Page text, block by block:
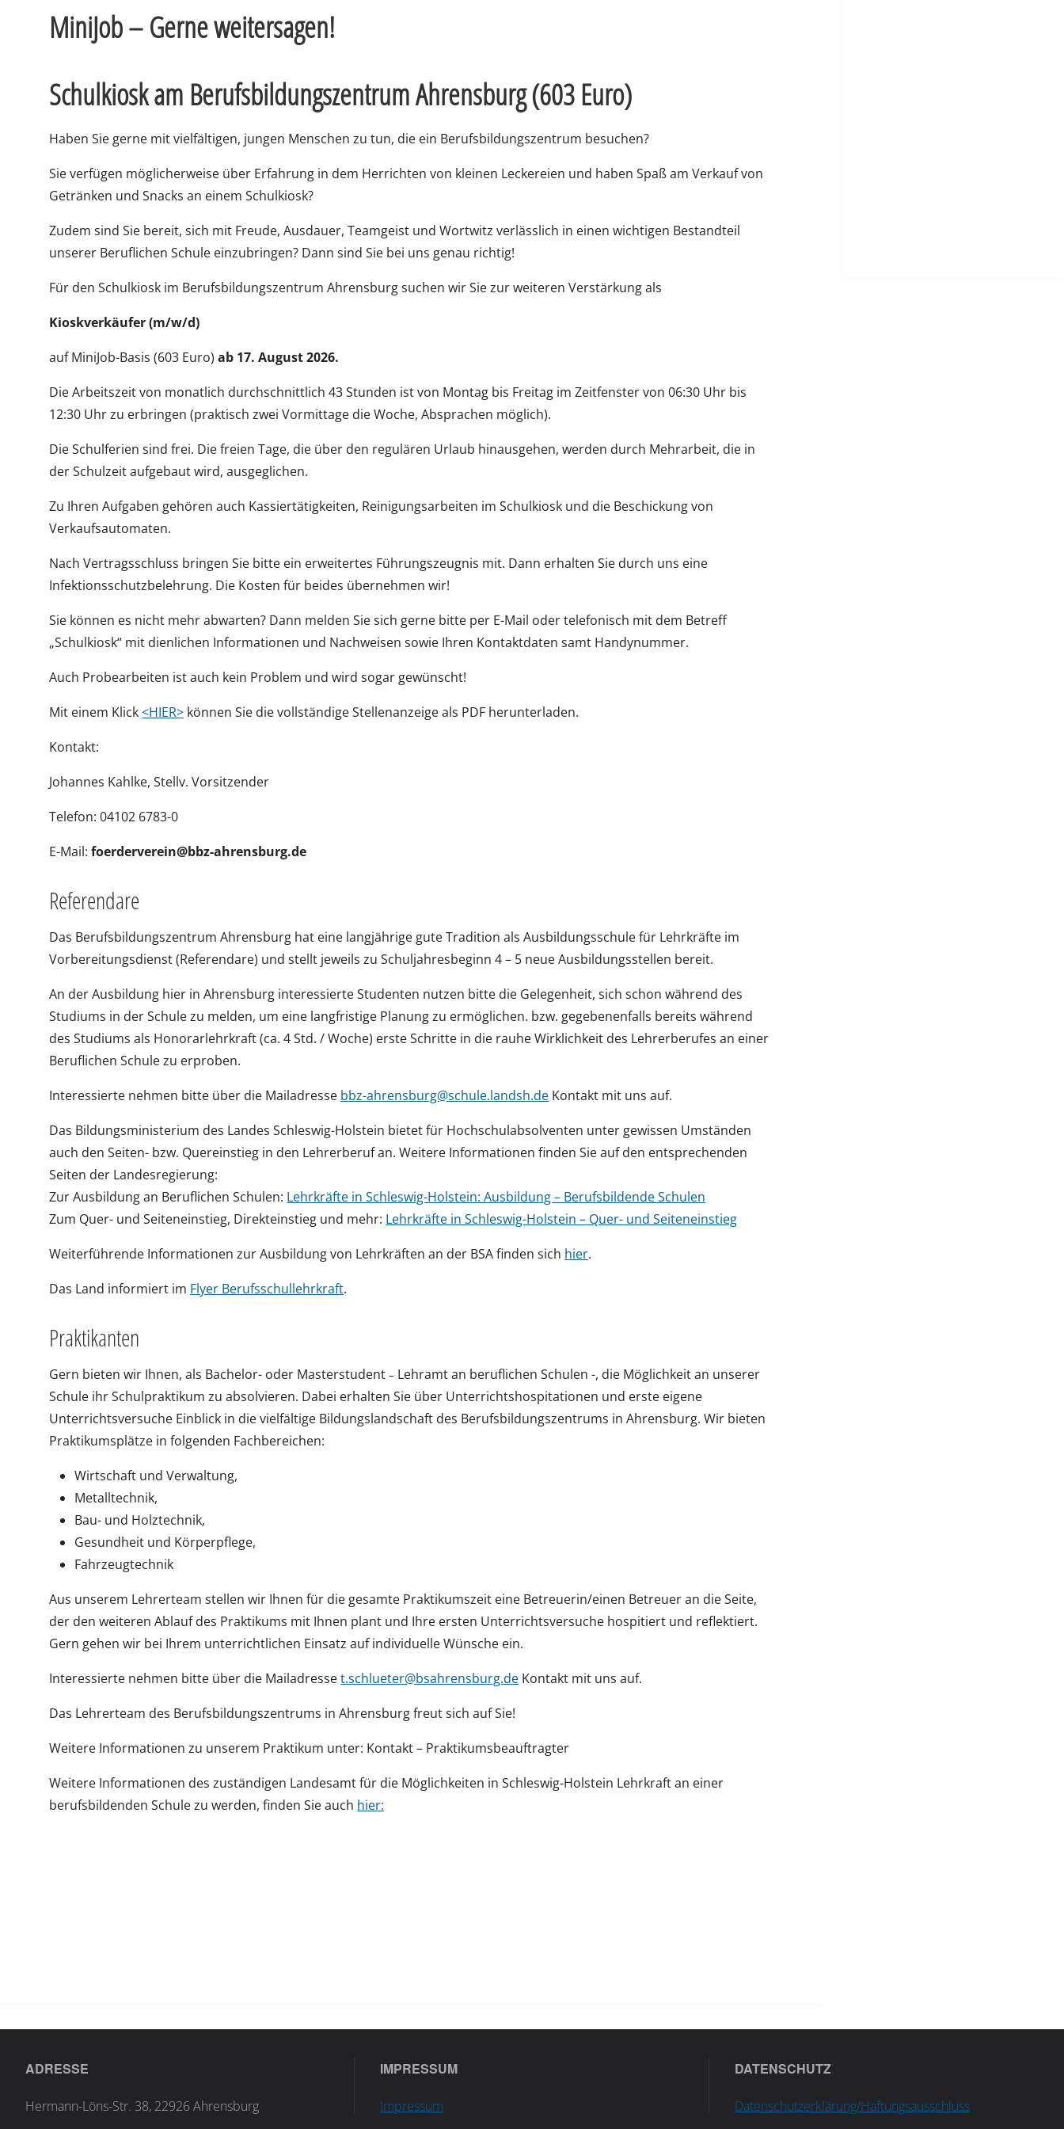
MiniJob – Gerne weitersagen!
Schulkiosk am Berufsbildungszentrum Ahrensburg (603 Euro)
Haben Sie gerne mit vielfältigen, jungen Menschen zu tun, die ein Berufsbildungszentrum besuchen?
Sie verfügen möglicherweise über Erfahrung in dem Herrichten von kleinen Leckereien und haben Spaß am Verkauf von
Getränken und Snacks an einem Schulkiosk?
Zudem sind Sie bereit, sich mit Freude, Ausdauer, Teamgeist und Wortwitz verlässlich in einen wichtigen Bestandteil
unserer Beruflichen Schule einzubringen? Dann sind Sie bei uns genau richtig!
Für den Schulkiosk im Berufsbildungszentrum Ahrensburg suchen wir Sie zur weiteren Verstärkung als
Kioskverkäufer (m/w/d)
auf MiniJob-Basis (603 Euro)ab 17. August 2026.
Die Arbeitszeit von monatlich durchschnittlich 43 Stunden ist von Montag bis Freitag im Zeitfenster von 06:30 Uhr bis
12:30 Uhr zu erbringen (praktisch zwei Vormittage die Woche, Absprachen möglich).
Die Schulferien sind frei. Die freien Tage, die über den regulären Urlaub hinausgehen, werden durch Mehrarbeit, die in
der Schulzeit aufgebaut wird, ausgeglichen.
Zu Ihren Aufgaben gehören auch Kassiertätigkeiten, Reinigungsarbeiten im Schulkiosk und die Beschickung von
Verkaufsautomaten.
Nach Vertragsschluss bringen Sie bitte ein erweitertes Führungszeugnis mit. Dann erhalten Sie durch uns eine
Infektionsschutzbelehrung. Die Kosten für beides übernehmen wir!
Sie können es nicht mehr abwarten? Dann melden Sie sich gerne bitte per E-Mail oder telefonisch mit dem Betreff
„Schulkiosk“ mit dienlichen Informationen und Nachweisen sowie Ihren Kontaktdaten samt Handynummer.
Auch Probearbeiten ist auch kein Problem und wird sogar gewünscht!
Mit einem Klick<HIER> können Sie die vollständige Stellenanzeige als PDF herunterladen.
Kontakt:
Johannes Kahlke, Stellv. Vorsitzender
Telefon: 04102 6783-0
E-Mail:foerderverein@bbz-ahrensburg.de
Referendare
Das Berufsbildungszentrum Ahrensburg hat eine langjährige gute Tradition als Ausbildungsschule für Lehrkräfte im
Vorbereitungsdienst (Referendare) und stellt jeweils zu Schuljahresbeginn 4 – 5 neue Ausbildungsstellen bereit.
An der Ausbildung hier in Ahrensburg interessierte Studenten nutzen bitte die Gelegenheit, sich schon während des
Studiums in der Schule zu melden, um eine langfristige Planung zu ermöglichen. bzw. gegebenenfalls bereits während
des Studiums als Honorarlehrkraft (ca. 4 Std. / Woche) erste Schritte in die rauhe Wirklichkeit des Lehrerberufes an einer
Beruflichen Schule zu erproben.
Interessierte nehmen bitte über die Mailadresse bbz-ahrensburg@schule.landsh.de Kontakt mit uns auf.
Das Bildungsministerium des Landes Schleswig-Holstein bietet für Hochschulabsolventen unter gewissen Umständen
auch den Seiten- bzw. Quereinstieg in den Lehrerberuf an. Weitere Informationen finden Sie auf den entsprechenden
Seiten der Landesregierung:
Zur Ausbildung an Beruflichen Schulen: Lehrkräfte in Schleswig-Holstein: Ausbildung – Berufsbildende Schulen
Zum Quer- und Seiteneinstieg, Direkteinstieg und mehr: Lehrkräfte in Schleswig-Holstein – Quer- und Seiteneinstieg
Weiterführende Informationen zur Ausbildung von Lehrkräften an der BSA finden sich hier.
Das Land informiert im Flyer Berufsschullehrkraft.
Praktikanten
Gern bieten wir Ihnen, als Bachelor- oder Masterstudent– Lehramt an beruflichen Schulen -, die Möglichkeit an unserer
Schule ihr Schulpraktikum zu absolvieren. Dabei erhalten Sie über Unterrichtshospitationen und erste eigene
Unterrichtsversuche Einblick in die vielfältige Bildungslandschaft des Berufsbildungszentrums in Ahrensburg. Wir bieten
Praktikumsplätze in folgenden Fachbereichen:
Wirtschaft und Verwaltung,
Metalltechnik,
Bau- und Holztechnik,
Gesundheit und Körperpflege,
Fahrzeugtechnik
Aus unserem Lehrerteam stellen wir Ihnen für die gesamte Praktikumszeit eine Betreuerin/einen Betreuer an die Seite,
der den weiteren Ablauf des Praktikums mit Ihnen plant und Ihre ersten Unterrichtsversuche hospitiert und reflektiert.
Gern gehen wir bei Ihrem unterrichtlichen Einsatz auf individuelle Wünsche ein.
Interessierte nehmen bitte über die Mailadresset.schlueter@bsahrensburg.de Kontakt mit uns auf.
Das Lehrerteam des Berufsbildungszentrums in Ahrensburg freut sich auf Sie!
Weitere Informationen zu unserem Praktikum unter: Kontakt – Praktikumsbeauftragter
Weitere Informationen des zuständigen Landesamt für die Möglichkeiten in Schleswig-Holstein Lehrkraft an einer
berufsbildenden Schule zu werden, finden Sie auch hier:
ADRESSE
Hermann-Löns-Str. 38, 22926 Ahrensburg
IMPRESSUM
Impressum
DATENSCHUTZ
Datenschutzerklärung/Haftungsausschluss